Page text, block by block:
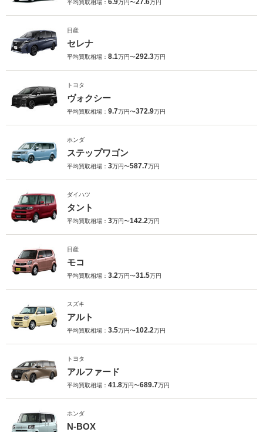
平均買取相場： 6.9万円〜27.6万円
日産
セレナ
平均買取相場： 8.1万円〜292.3万円
トヨタ
ヴォクシー
平均買取相場： 9.7万円〜372.9万円
ホンダ
ステップワゴン
平均買取相場： 3万円〜587.7万円
ダイハツ
タント
平均買取相場： 3万円〜142.2万円
日産
モコ
平均買取相場： 3.2万円〜31.5万円
スズキ
アルト
平均買取相場： 3.5万円〜102.2万円
トヨタ
アルファード
平均買取相場： 41.8万円〜689.7万円
ホンダ
N-BOX